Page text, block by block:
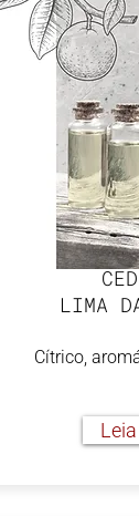
LIMA
Cítrico,